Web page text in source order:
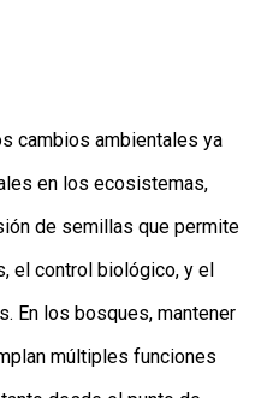
cambios ambientales ya
en los ecosistemas,
de semillas que permite
el control biológico, y el
En los bosques, mantener
múltiples funciones